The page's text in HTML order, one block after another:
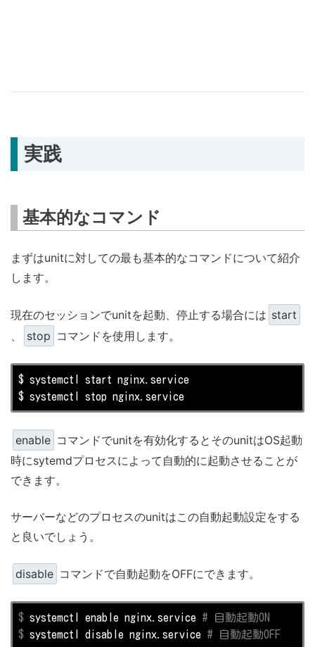
実践
基本的なコマンド
まずはunitに対しての最も基本的なコマンドについて紹介
します。
現在のセッションでunitを起動、停止する場合には start
、
stop コマンドを使用します。
$ systemctl start nginx.service
$ systemctl stop nginx.service
enable コマンドでunitを有効化するとそのunitはOS起動
時にsytemdプロセスによって自動的に起動させることが
できます。
サーバーなどのプロセスのunitはこの自動起動設定をする
と良いでしょう。
disable コマンドで自動起動をOFFにできます。
$ systemctl enable nginx.service # 自動起動ON
$ systemctl disable nginx.service # 自動起動OFF